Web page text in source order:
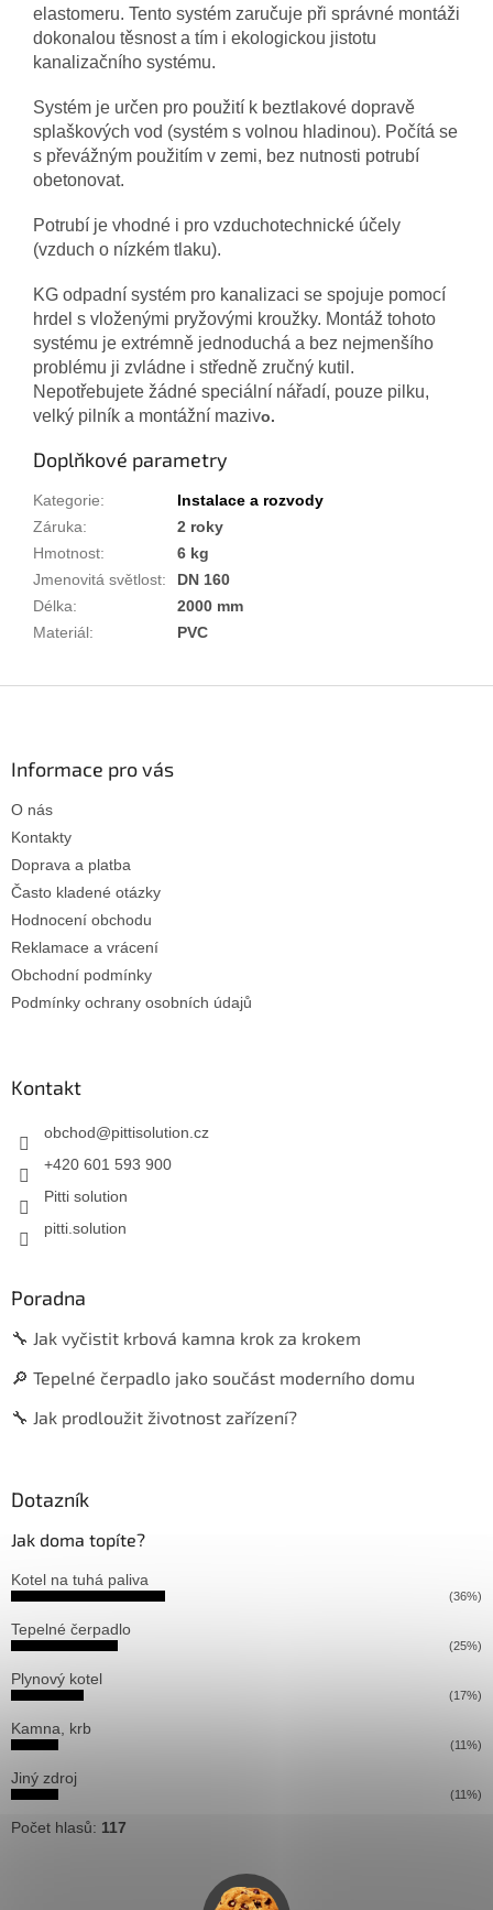
elastomeru. Tento systém zaručuje při správné montáži
dokonalou těsnost a tím i ekologickou jistotu
kanalizačního systému.
Systém je určen pro použití k beztlakové dopravě
splaškových vod (systém s volnou hladinou). Počítá se
s převážným použitím v zemi, bez nutnosti potrubí
obetonovat.
Potrubí je vhodné i pro vzduchotechnické účely
(vzduch o nízkém tlaku).
KG odpadní systém pro kanalizaci se spojuje pomocí
hrdel s vloženými pryžovými kroužky. Montáž tohoto
systému je extrémně jednoduchá a bez nejmenšího
problému ji zvládne i středně zručný kutil.
Nepotřebujete žádné speciální nářadí, pouze pilku,
velký pilník a montážní mazivo.
Doplňkové parametry
Kategorie:
Instalace a rozvody
Záruka:
2 roky
Hmotnost:
6 kg
Jmenovitá světlost:
DN 160
Délka:
2000 mm
Materiál: PVC
Informace pro vás
O nás
Kontakty
Doprava a platba
Často kladené otázky
Hodnocení obchodu
Reklamace a vrácení
Obchodní podmínky
Podmínky ochrany osobních údajů
Kontakt
obchod@pittisolution.cz
+420 601 593 900
Pitti solution
pitti.solution
Poradna
🔧 Jak vyčistit krbová kamna krok za krokem
🔎 Tepelné čerpadlo jako součást moderního domu
🔧 Jak prodloužit životnost zařízení?
Dotazník
Jak doma topíte?
Kotel na tuhá paliva
(36%)
Tepelné čerpadlo
(25%)
Plynový kotel
(17%)
Kamna, krb
(11%)
Jiný zdroj
(11%)
Počet hlasů: 117